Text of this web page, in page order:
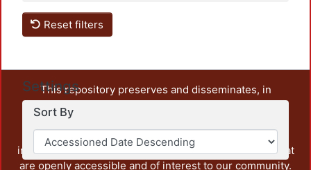
Reset filters
Settings
Sort By
This repository preserves and disseminates, in
unrestricted open access, the teaching and research
output of UAM Azcapotzalco. It also includes some
administrative and graphic documents from the
institution, as well as content from other institutions that
are openly accessible and of interest to our community.